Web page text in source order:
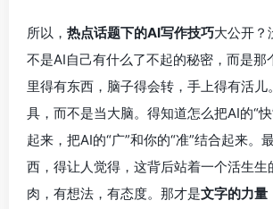
所以， 热点话题下的AI写作技巧大公开？
不是AI自己有什么了不起的秘密，而是那
里得有东西，脑子得会转，手上得有活儿
具，而不是当大脑。得知道怎么把AI的“快
起来，把AI的“广”和你的“准”结合起来。
西，得让人觉得，这背后站着一个活生生
肉，有想法，有态度。那才是文字的力量